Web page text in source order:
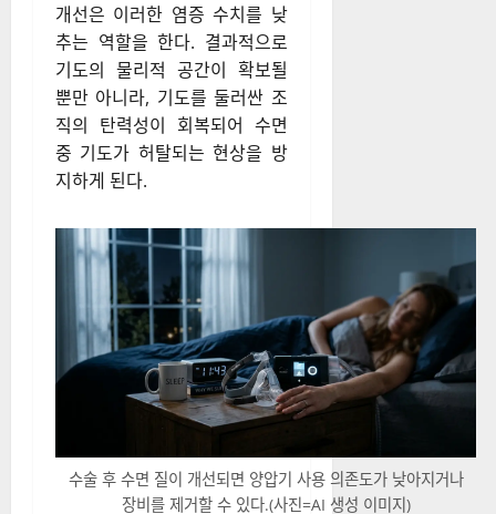
개선은 이러한 염증 수치를 낮
추는 역할을 한다. 결과적으로
기도의 물리적 공간이 확보될
뿐만 아니라, 기도를 둘러싼 조
직의 탄력성이 회복되어 수면
중 기도가 허탈되는 현상을 방
지하게 된다.
수술 후 수면 질이 개선되면 양압기 사용 의존도가 낮아지거나
장비를 제거할 수 있다.(사진=AI 생성 이미지)